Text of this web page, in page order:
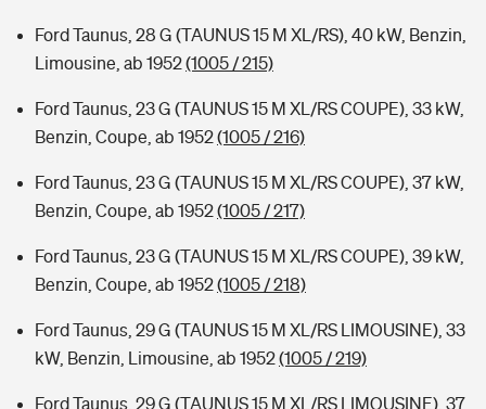
Ford Taunus, 28 G (TAUNUS 15 M XL/RS), 40 kW, Benzin,
Limousine, ab 1952(1005 / 215)
Ford Taunus, 23 G (TAUNUS 15 M XL/RS COUPE), 33 kW,
Benzin, Coupe, ab 1952(1005 / 216)
Ford Taunus, 23 G (TAUNUS 15 M XL/RS COUPE), 37 kW,
Benzin, Coupe, ab 1952(1005 / 217)
Ford Taunus, 23 G (TAUNUS 15 M XL/RS COUPE), 39 kW,
Benzin, Coupe, ab 1952(1005 / 218)
Ford Taunus, 29 G (TAUNUS 15 M XL/RS LIMOUSINE), 33
kW, Benzin, Limousine, ab 1952(1005 / 219)
Ford Taunus, 29 G (TAUNUS 15 M XL/RS LIMOUSINE), 37